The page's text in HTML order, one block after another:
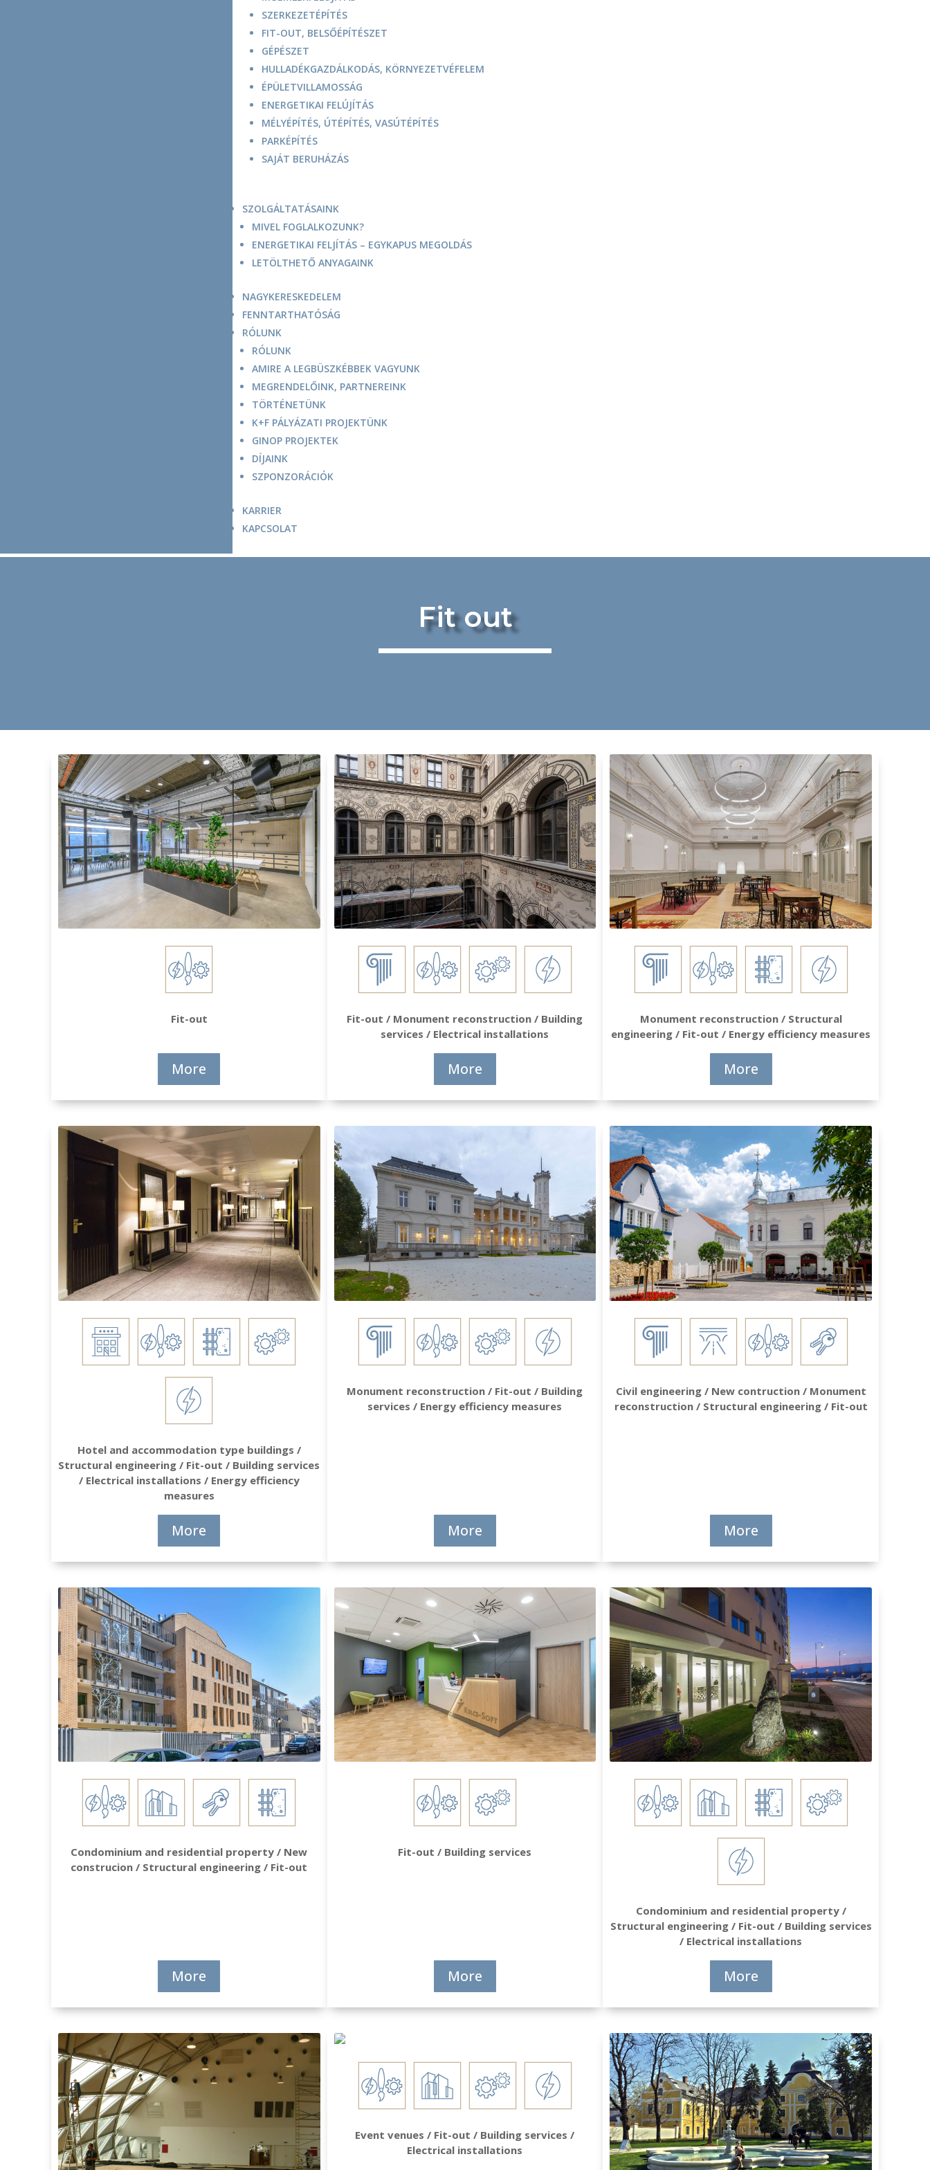
SZERKEZETÉPÍTÉS
FIT-OUT, BELSŐÉPÍTÉSZET
GÉPÉSZET
HULLADÉKGAZDÁLKODÁS, KÖRNYEZETVÉFELEM
ÉPÜLETVILLAMOSSÁG
ENERGETIKAI FELÚJÍTÁS
MÉLYÉPÍTÉS, ÚTÉPÍTÉS, VASÚTÉPÍTÉS
PARKÉPÍTÉS
SAJÁT BERUHÁZÁS
SZOLGÁLTATÁSAINK
MIVEL FOGLALKOZUNK?
ENERGETIKAI FELJÍTÁS – EGYKAPUS MEGOLDÁS
LETÖLTHETŐ ANYAGAINK
NAGYKERESKEDELEM
FENNTARTHATÓSÁG
RÓLUNK
RÓLUNK
AMIRE A LEGBÜSZKÉBBEK VAGYUNK
MEGRENDELŐINK, PARTNEREINK
TÖRTÉNETÜNK
K+F PÁLYÁZATI PROJEKTÜNK
GINOP PROJEKTEK
DÍJAINK
SZPONZORÁCIÓK
KARRIER
KAPCSOLAT
Fit out
Fit-out
More
Fit-out / Monument reconstruction / Building
services / Electrical installations
More
Monument reconstruction / Structural
engineering / Fit-out / Energy efficiency measures
More
Hotel and accommodation type buildings /
Structural engineering / Fit-out / Building services
/ Electrical installations / Energy efficiency
measures
More
Monument reconstruction / Fit-out / Building
services / Energy efficiency measures
More
Civil engineering / New contruction / Monument
reconstruction / Structural engineering / Fit-out
More
Condominium and residential property / New
construcion / Structural engineering / Fit-out
More
Fit-out / Building services
More
Condominium and residential property /
Structural engineering / Fit-out / Building services
/ Electrical installations
More
Event venues / Fit-out / Building services /
Electrical installations